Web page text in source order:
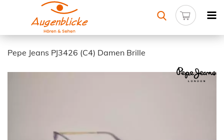
Pepe Jeans PJ3426 (C4) Damen Brille